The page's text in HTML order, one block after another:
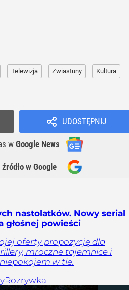
Telewizja Zwiastuny Kultura
UDOSTĘPNIJ
w Google News
źródło w Google
nastolatków. Nowy serial
głośnej powieści
oferty propozycję dla
mroczne tajemnice i
w tle.
Rozrywka